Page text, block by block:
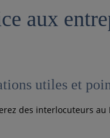
aux
utiles et
des interlocuteurs